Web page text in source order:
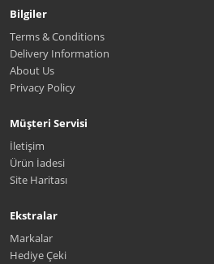
Bilgiler
Terms & Conditions
Delivery Information
About Us
Privacy Policy
Müşteri Servisi
İletişim
Ürün İadesi
Site Haritası
Ekstralar
Markalar
Hediye Çeki